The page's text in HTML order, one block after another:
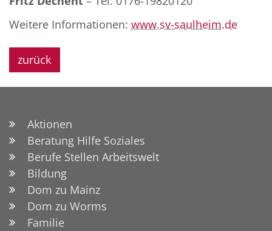
Weitere Informationen: www.sv-saulheim.de
zurück
Aktionen
Beratung Hilfe Soziales
Berufe Stellen Arbeitswelt
Bildung
Dom zu Mainz
Dom zu Worms
Familie